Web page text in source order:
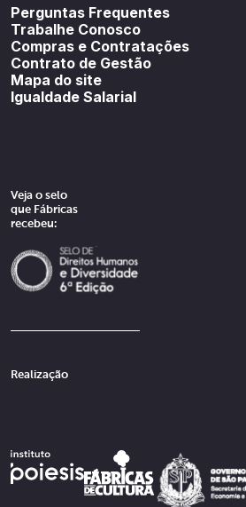
Perguntas Frequentes
Trabalhe Conosco
Compras e Contratações
Contrato de Gestão
Mapa do site
Igualdade Salarial
Veja o selo
que Fábricas
recebeu:
Realização